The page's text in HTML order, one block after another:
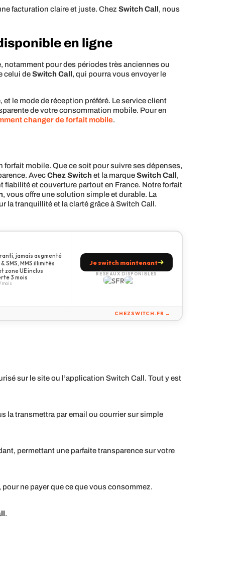
facturation claire et juste. ChezSwitch Call, nous
en ligne
notamment pour des périodes très anciennes ou
celui deSwitch Call, qui pourra vous envoyer le
le mode de réception préféré. Le service client
de votre consommation mobile. Pour en
changer de forfait mobile.
mobile. Que ce soit pour suivre ses dépenses,
AvecChez Switch et la marqueSwitch Call,
fiabilité et couverture partout en France. Notre forfait
, vous offre une solution simple et durable. La
la tranquillité et la clarté grâce à Switch Call.
jamais augmenté
SMS, MMS illimités
zone UE inclus
3 mois
mois
Je switch maintenant
RÉSEAUX DISPONIBLES
CHEZSWITCH.FR →
sur le site ou l’application Switch Call. Tout y est
la transmettra par email ou courrier sur simple
permettant une parfaite transparence sur votre
ne payer que ce que vous consommez.
.